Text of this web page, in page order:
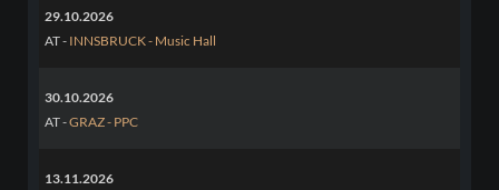
29.10.2026
AT - INNSBRUCK - Music Hall
30.10.2026
AT -GRAZ - PPC
13.11.2026